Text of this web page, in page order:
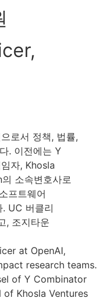
로서 정책, 법률,
. 이전에는 Y
자, Khosla
소속변호사로
프트웨어
UC 버클리
, 조지타운
at OpenAI,
research teams.
of Y Combinator
of Khosla Ventures